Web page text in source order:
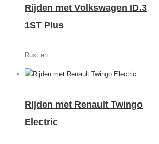
Rijden met Volkswagen ID.3
1ST Plus
Rust en...
Rijden met Renault Twingo
Electric